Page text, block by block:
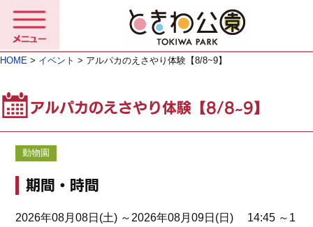
HOME > イベント > アルパカのえさやり体験【8/8~9】
アルパカのえさやり体験【8/8~9】
動物園
期間・時間
2026年08月08日(土) ～2026年08月09日(日) 14:45 ～1